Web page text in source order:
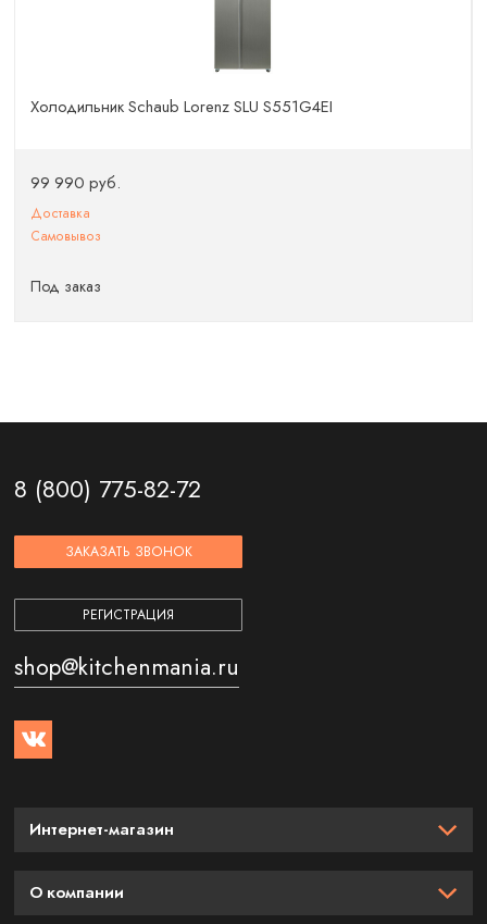
Холодильник Schaub Lorenz SLU S551G4EI
99 990 руб.
Доставка
Самовывоз
Под заказ
8 (800) 775-82-72
ЗАКАЗАТЬ ЗВОНОК
РЕГИСТРАЦИЯ
shop@kitchenmania.ru
Интернет-магазин
О компании